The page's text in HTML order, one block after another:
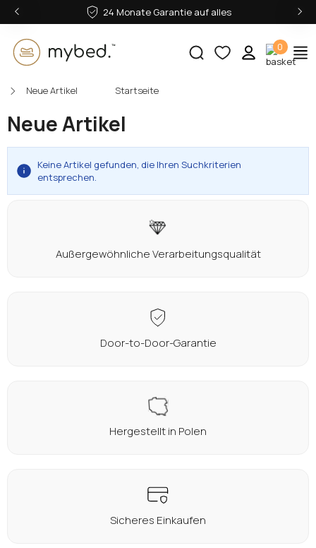
24 Monate Garantie auf alles
‹ ›
0
Neue Artikel Startseite
E-Mail:
Passwort:
Oder anmelden mit:
Sie haben noch kein Konto?
Neue Artikel
Keine Artikel gefunden, die Ihren Suchkriterien
entsprechen.
Außergewöhnliche Verarbeitungsqualität
Door-to-Door-Garantie
Hergestellt in Polen
Sicheres Einkaufen